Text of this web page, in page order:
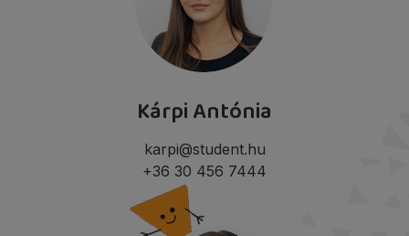
Kárpi Antónia
karpi@student.hu
+36 30 456 7444